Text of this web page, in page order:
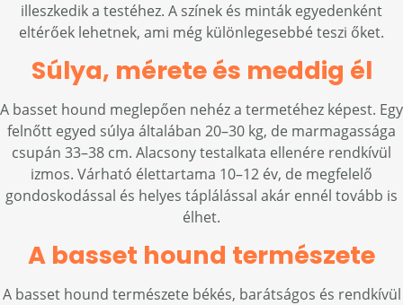
illeszkedik a testéhez. A színek és minták egyedenként
eltérőek lehetnek, ami még különlegesebbé teszi őket.
Súlya, mérete és meddig él
A basset hound meglepően nehéz a termetéhez képest. Egy
felnőtt egyed súlya általában 20–30 kg, de marmagassága
csupán 33–38 cm. Alacsony testalkata ellenére rendkívül
izmos. Várható élettartama 10–12 év, de megfelelő
gondoskodással és helyes táplálással akár ennél tovább is
élhet.
A basset hound természete
A basset hound természete békés, barátságos és rendkívül